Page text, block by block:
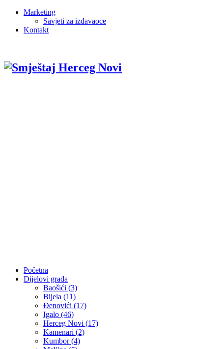
Marketing
Savjeti za izdavaoce
Kontakt
Početna
Dijelovi grada
Baošići (3)
Bijela (11)
Đenovići (17)
Igalo (46)
Herceg Novi (17)
Kamenari (2)
Kumbor (4)